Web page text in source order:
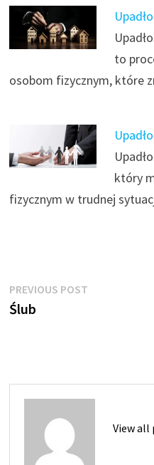
to
osobom fizycznym, które
który
fizycznym w trudnej
Nawigacja
wpisu
PREVIOUS POSTPrevious
Ślub
View